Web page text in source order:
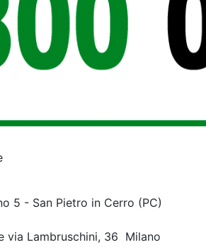
5 - San Pietro in Cerro (PC)
via Lambruschini, 36 Milano